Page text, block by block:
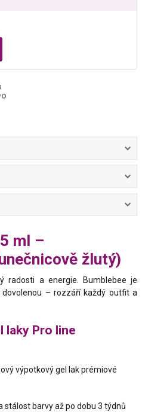
ml –
žlutý)
radosti a energie. Bumblebee je
– rozzáří každý outfit a
laky Pro line
výpotkový gel lak prémiové
stálost barvy až po dobu 3 týdnů